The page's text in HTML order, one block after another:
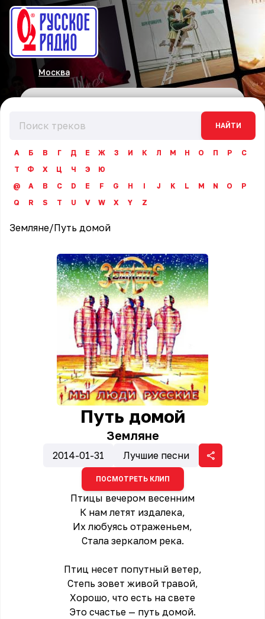
Москва
НАЙТИ
А Б В Г Д Е Ж З И К Л М Н О П Р
С
Т
Ф Х Ц Ч Э
Ю
@
A B C D E F G H I J K L M N O
P
Q
R S T U V W X Y Z
Земляне/Путь домой
Путь домой
Земляне
2014-01-31 Лучшие песни
ПОСМОТРЕТЬ КЛИП
Птицы вечером весенним
К нам летят издалека,
Их любуясь отраженьем,
Стала зеркалом река.
Птиц несет попутный ветер,
Степь зовет живой травой,
Хорошо, что есть на свете
Это счастье — путь домой.